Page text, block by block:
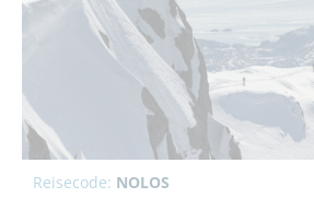
Reisecode: NOLOS